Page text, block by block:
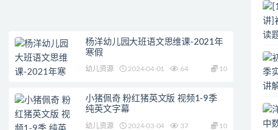
杨洋幼儿园大班语文思维课-2021年
寒假
幼儿资源 2024-04-01 64 10
小猪佩奇 粉红猪英文版 视频1-9季
纯英文字幕
幼儿资源 2024-03-04 37 10